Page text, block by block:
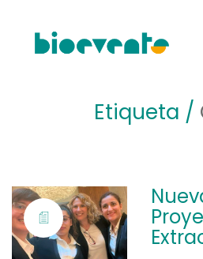
Etiqueta /